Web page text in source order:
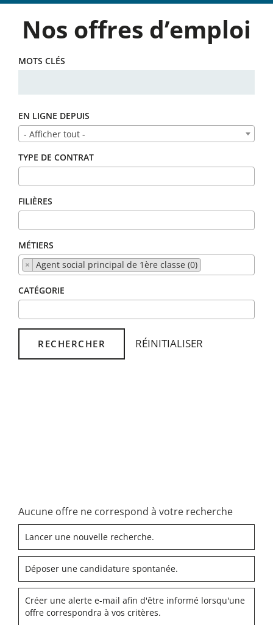
Nos offres d’emploi
MOTS CLÉS
EN LIGNE DEPUIS
- Afficher tout -
TYPE DE CONTRAT
FILIÈRES
MÉTIERS
× Agent social principal de 1ère classe (0)
CATÉGORIE
RECHERCHER RÉINITIALISER
Aucune offre ne correspond à votre recherche
Lancer une nouvelle recherche.
Déposer une candidature spontanée.
Créer une alerte e-mail afin d'être informé lorsqu'une
offre correspondra à vos critères.